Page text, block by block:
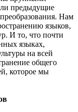
предыдущие
Нам
языков,
И то, что почти
языках,
на всей
общего
которое мы